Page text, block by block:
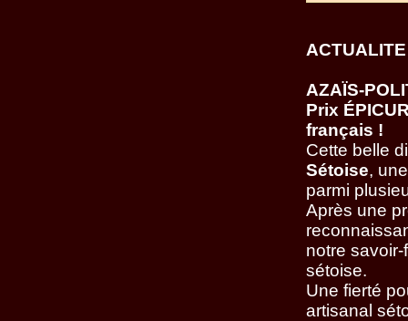
AZAÏS-
Prix
français !
Cette belle
Sétoise,
parmi
Après une
notre
sétoise.
Une fierté
artisanal